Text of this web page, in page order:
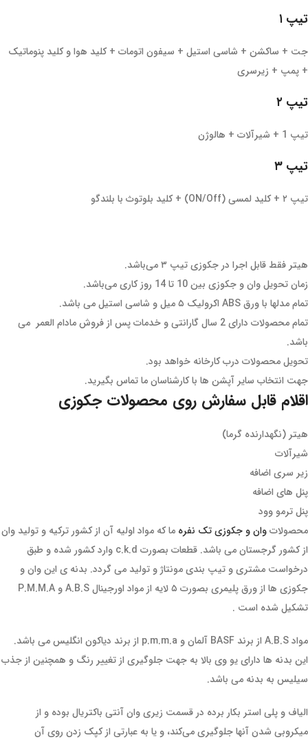
تیپ ۱
جت + ساکشن + شاسی استیل + سیفون اتومات + کلید هوا و کلید پنوماتیک
+ پمپ + زیرسری
تیپ ۲
تیپ 1 + شیرآلات + هالوژن
تیپ ۳
تیپ ۲ + کلید لمسی (ON/Off) + کلید بلوتوث با بلندگو
هیتر فقط قابل اجرا در جکوزی تیپ ۳ می‌باشد.
زمان تحویل وان و جکوزی بین 10 تا 14 روز کاری می‌باشد.
تمام مدلها با ورق ABS اکرولیک ۵ میل و شاسی استیل می باشد.
تمام محصولات دارای 2 سال گارانتی و خدمات پس از فروش مادام العمر می
باشد.
تحویل محصولات درب کارخانه خواهد بود.
جهت انتخاب سایر آپشن ها با کارشناسان ما تماس بگیرید.
اقلام قابل سفارش روی محصولات جکوزی
هیتر (نگهدارنده گرما)
شیرآلات
زیر سری اضافه
پنل های اضافه
پنل ترمو وود
محصولاتوان و جکوزی تک نفره ما که مواد اولیه آن از کشور ترکیه و تولید وان
از کشور گرجستان می باشد. قطعات بصورت c.k.d وارد کشور شده و طبق
درخواست مشتری و تیپ بندی مونتاژ و تولید می گردد. بدنه ی این وان و
جکوزی ها از ورق پلیمری بصورت ۵ لایه از مواد اورجینال A.B.S و P.M.M.A
تشکیل شده است .
مواد A.B.S از برند BASF آلمان و p.m.m.a از برند دیاکون انگلیس می باشد.
این بدنه ها دارای یو وی بالا به جهت جلوگیری از تغییر رنگ و همچنین از جذب
سیلیس به بدنه می باشد.
الیاف و پلی استر بکار برده در قسمت زیری وان آنتی باکتریال بوده و از
میکروبی شدن آنها جلوگیری می‌کند، و یا به عبارتی از کپک زدن روی آن